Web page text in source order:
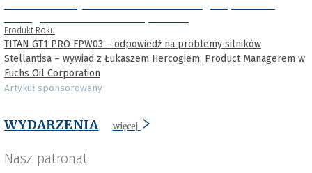
Produkt Roku
TITAN GT1 PRO FPW03 – odpowiedź na problemy silników
Stellantisa – wywiad z Łukaszem Hercogiem, Product Managerem w
Fuchs Oil Corporation
Artykuł sponsorowany
WYDARZENIA więcej
Nasz patronat